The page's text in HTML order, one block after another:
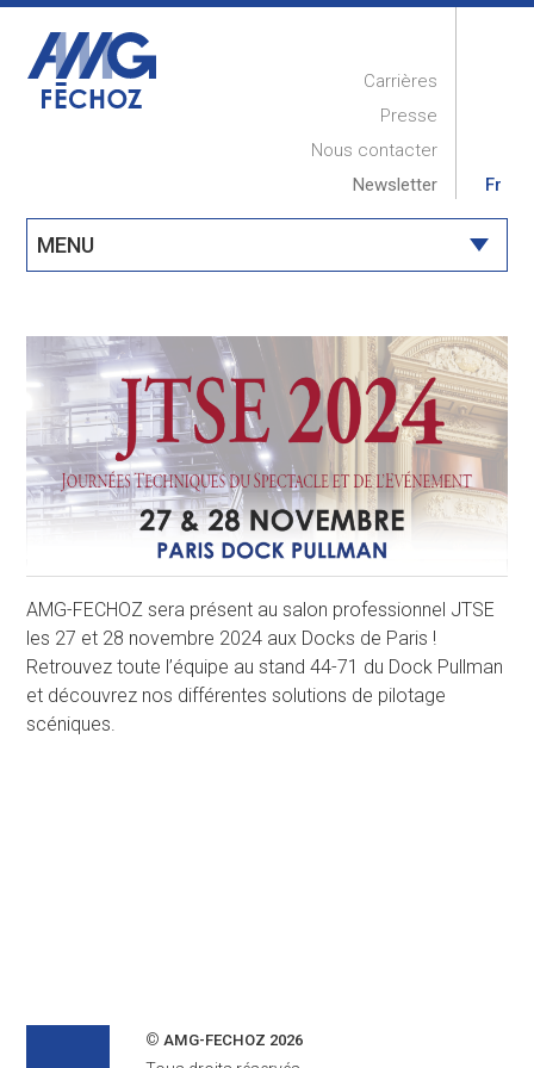
Carrières
Presse
Nous contacter
Newsletter
Fr
MENU
PRESENTATION
RÉALISATIONS
COMPÉTENCES
MAINTENANCE
AMG-FECHOZ sera présent au salon professionnel JTSE
les 27 et 28 novembre 2024 aux Docks de Paris !
Retrouvez toute l’équipe au stand 44-71 du Dock Pullman
et découvrez nos différentes solutions de pilotage
scéniques.
© AMG-FECHOZ 2026